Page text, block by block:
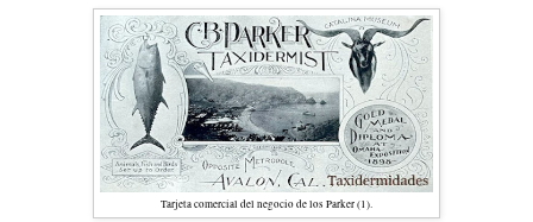
Tarjeta comercial del negocio de los Parker (1).